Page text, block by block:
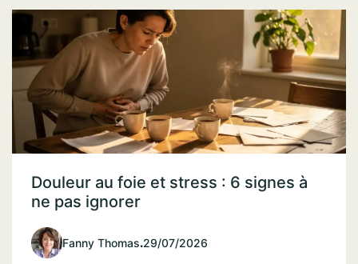
Douleur au foie et stress : 6 signes à
ne pas ignorer
Fanny Thomas.29/07/2026